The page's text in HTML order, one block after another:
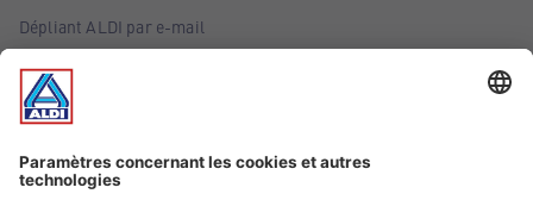
Dépliant ALDI par e-mail
Offres
Infos essentielles